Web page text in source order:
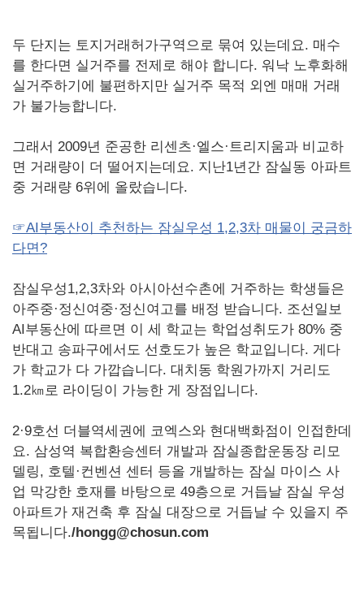
두 단지는 토지거래허가구역으로 묶여 있는데요. 매수
를 한다면 실거주를 전제로 해야 합니다. 워낙 노후화해
실거주하기에 불편하지만 실거주 목적 외엔 매매 거래
가 불가능합니다.
그래서 2009년 준공한 리센츠·엘스·트리지움과 비교하
면 거래량이 더 떨어지는데요. 지난1년간 잠실동 아파트
중 거래량 6위에 올랐습니다.
☞AI부동산이 추천하는 잠실우성 1,2,3차 매물이 궁금하
다면?
잠실우성1,2,3차와 아시아선수촌에 거주하는 학생들은
아주중·정신여중·정신여고를 배정 받습니다. 조선일보
AI부동산에 따르면 이 세 학교는 학업성취도가 80% 중
반대고 송파구에서도 선호도가 높은 학교입니다. 게다
가 학교가 다 가깝습니다. 대치동 학원가까지 거리도
1.2㎞로 라이딩이 가능한 게 장점입니다.
2·9호선 더블역세권에 코엑스와 현대백화점이 인접한데
요. 삼성역 복합환승센터 개발과 잠실종합운동장 리모
델링, 호텔·컨벤션 센터 등올 개발하는 잠실 마이스 사
업 막강한 호재를 바탕으로 49층으로 거듭날 잠실 우성
아파트가 재건축 후 잠실 대장으로 거듭날 수 있을지 주
목됩니다./hongg@chosun.com